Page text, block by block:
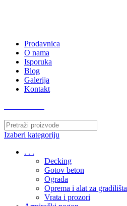
Prodavnica
O nama
Isporuka
Blog
Galerija
Kontakt
Izaberi kategoriju
. . .
Decking
Gotov beton
Ograda
Oprema i alat za gradilišta
Vrata i prozori